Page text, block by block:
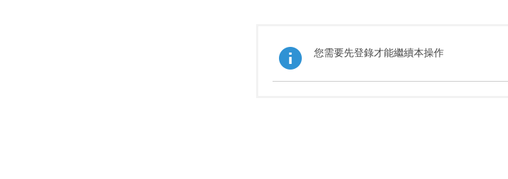
您需要先登錄才能繼續本操作